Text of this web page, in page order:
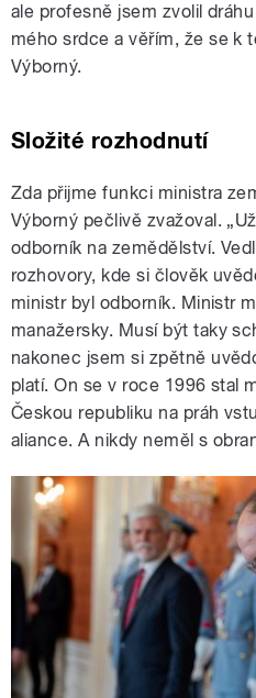
ale profesně jsem zvolil
mého srdce a věřím, že se k
Výborný.
Složité rozhodnutí
Zda přijme funkci ministra
Výborný pečlivě zvažoval.
odborník na zemědělství.
rozhovory, kde si člověk
ministr byl odborník. Ministr
manažersky. Musí být taky
nakonec jsem si zpětně
platí. On se v roce 1996 stal
Českou republiku na práh
aliance. A nikdy neměl s